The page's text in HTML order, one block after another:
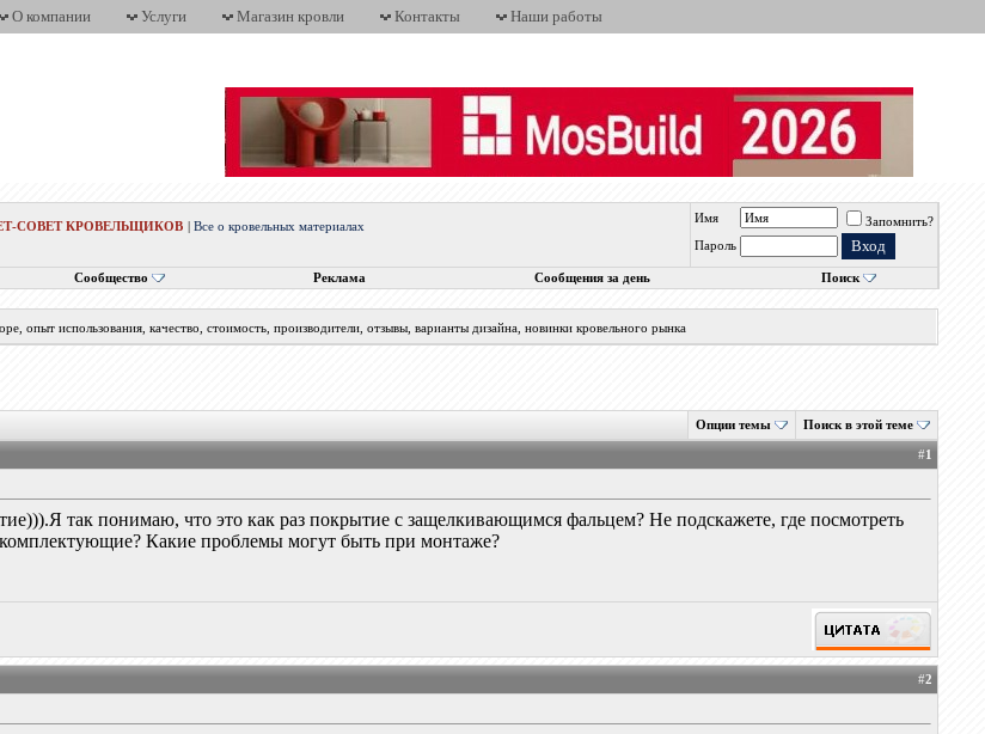
О компании Услуги Магазин кровли Контакты Наши работы
СОВЕТ КРОВЕЛЬЩИКОВ |Все о кровельных материалах
Имя
Запомнить?
Пароль
Сообщество Реклама Сообщения за день Поиск
опыт использования, качество, стоимость, производители, отзывы, варианты дизайна, новинки кровельного рынка
Опции темы Поиск в этой теме
#1
так понимаю, что это как раз покрытие с защелкивающимся фальцем? Не подскажете, где посмотреть
Какие проблемы могут быть при монтаже?
#2